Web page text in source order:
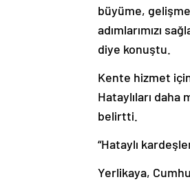
büyüme,
adımlarımızı
diye konuştu.
Kente hizmet
Hataylıları
belirtti.
“Hataylı
Yerlikaya,